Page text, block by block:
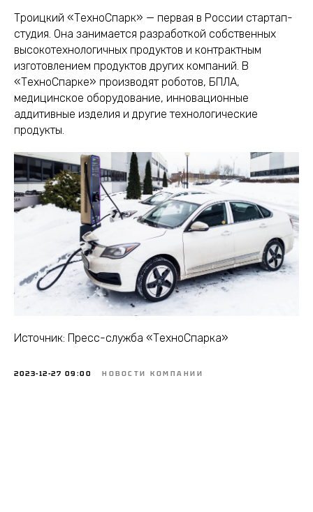
Троицкий «ТехноСпарк» — первая в России стартап-
студия. Она занимается разработкой собственных
высокотехнологичных продуктов и контрактным
изготовлением продуктов других компаний. В
«ТехноСпарке» производят роботов, БПЛА,
медицинское оборудование, инновационные
аддитивные изделия и другие технологические
продукты.
Источник: Пресс-служба «ТехноСпарка»
2023-12-27 09:00 НОВОСТИ КОМПАНИИ